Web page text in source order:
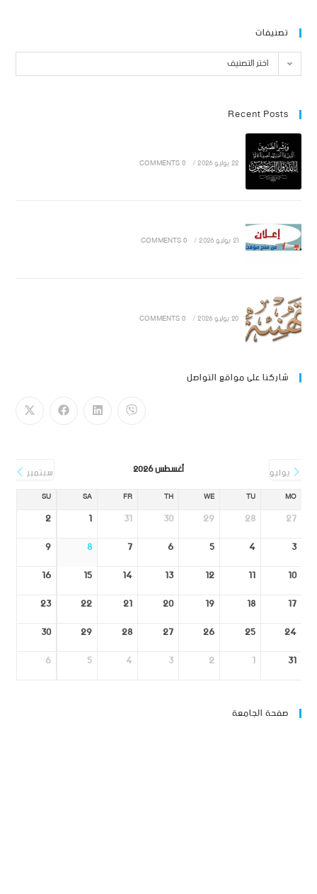
تصنيفات
اختر التصنيف
Recent Posts
22 يوليو 2026 /
0 COMMENTS
21 يوليو 2026 /
0 COMMENTS
20 يوليو 2026 /
0 COMMENTS
شاركنا على مواقع التواصل
يوليو أغسطس 2026 سبتمبر
MO
TU
WE
TH
FR
SA
SU
27
28
29
30
31
1
2
3
4
5
6
7
8
9
10
11
12
13
14
15
16
17
18
19
20
21
22
23
24
25
26
27
28
29
30
31
1
2
3
4
5
6
صفحة الجامعة